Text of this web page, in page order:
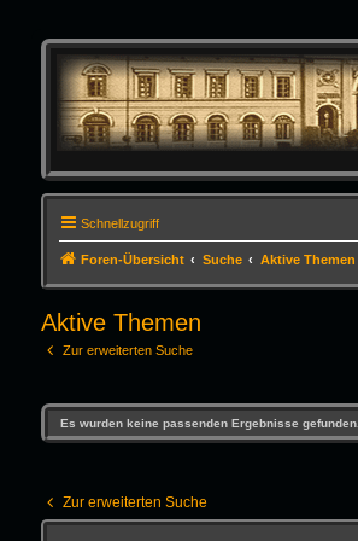
Schnellzugriff
Foren-Übersicht Suche Aktive Themen
Aktive Themen
Zur erweiterten Suche
Es wurden keine passenden Ergebnisse gefunden.
Zur erweiterten Suche